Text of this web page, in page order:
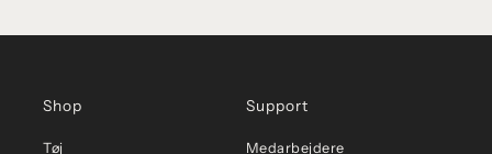
Shop
Tøj
Support
Medarbejdere